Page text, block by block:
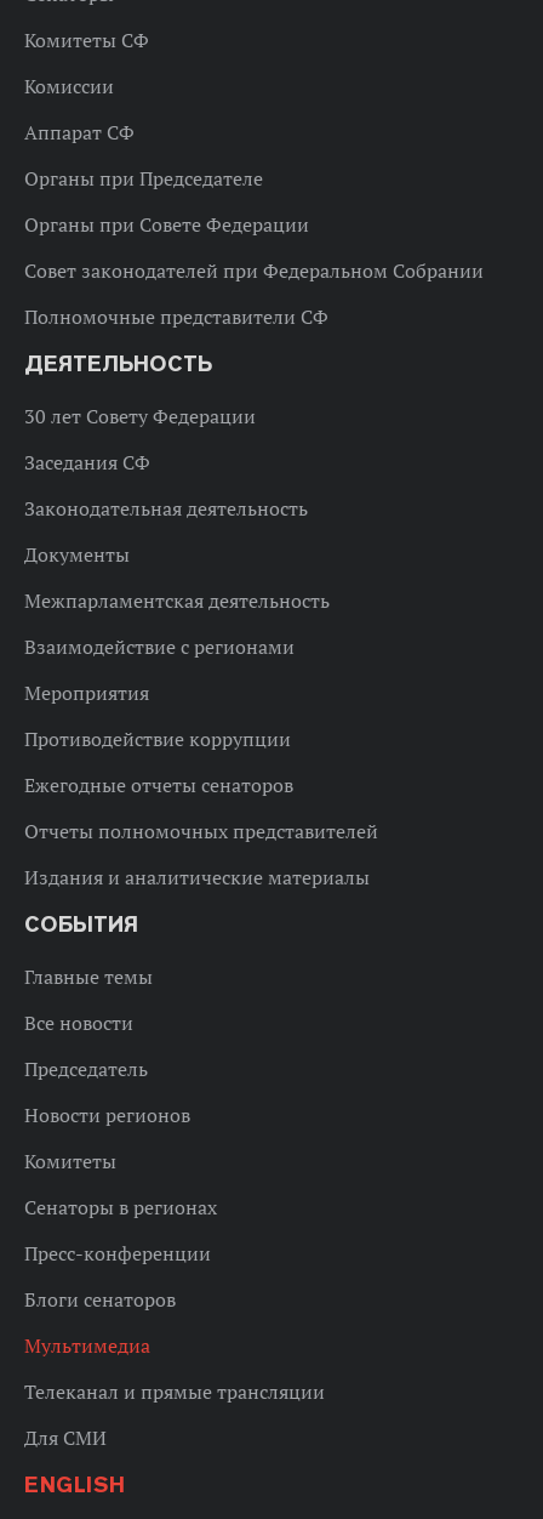
Комитеты СФ
Комиссии
Аппарат СФ
Органы при Председателе
Органы при Совете Федерации
Совет законодателей при Федеральном Собрании
Полномочные представители СФ
ДЕЯТЕЛЬНОСТЬ
30 лет Совету Федерации
Заседания СФ
Законодательная деятельность
Документы
Межпарламентская деятельность
Взаимодействие с регионами
Мероприятия
Противодействие коррупции
Ежегодные отчеты сенаторов
Отчеты полномочных представителей
Издания и аналитические материалы
СОБЫТИЯ
Главные темы
Все новости
Председатель
Новости регионов
Комитеты
Сенаторы в регионах
Пресс-конференции
Блоги сенаторов
Мультимедиа
Телеканал и прямые трансляции
Для СМИ
ENGLISH